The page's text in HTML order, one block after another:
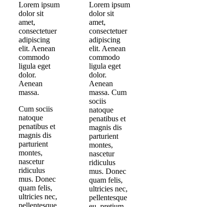
Lorem ipsum
dolor sit
amet,
consectetuer
adipiscing
elit. Aenean
commodo
ligula eget
dolor.
Aenean
massa.
Cum sociis
natoque
penatibus et
magnis dis
parturient
montes,
nascetur
ridiculus
mus. Donec
quam felis,
ultricies nec,
Lorem ipsum
dolor sit
amet,
consectetuer
adipiscing
elit. Aenean
commodo
ligula eget
dolor.
Aenean
massa. Cum
sociis
natoque
penatibus et
magnis dis
parturient
montes,
nascetur
ridiculus
mus. Donec
quam felis,
ultricies nec,
pellentesque